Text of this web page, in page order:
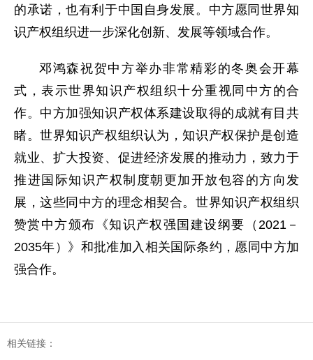
的承诺，也有利于中国自身发展。中方愿同世界知
识产权组织进一步深化创新、发展等领域合作。
邓鸿森祝贺中方举办非常精彩的冬奥会开幕
式，表示世界知识产权组织十分重视同中方的合
作。中方加强知识产权体系建设取得的成就有目共
睹。世界知识产权组织认为，知识产权保护是创造
就业、扩大投资、促进经济发展的推动力，致力于
推进国际知识产权制度朝更加开放包容的方向发
展，这些同中方的理念相契合。世界知识产权组织
赞赏中方颁布《知识产权强国建设纲要（2021－
2035年）》和批准加入相关国际条约，愿同中方加
强合作。
相关链接：